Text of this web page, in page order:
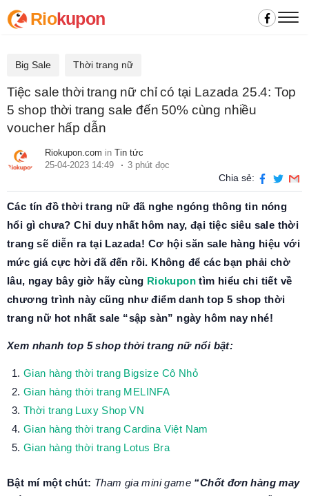
Riokupon
Big Sale Thời trang nữ
Tiệc sale thời trang nữ chỉ có tại Lazada 25.4: Top
5 shop thời trang sale đến 50% cùng nhiều
voucher hấp dẫn
Riokupon.com in Tin tức
25-04-2023 14:49
3 phút đọc
Chia sẻ:
Các tín đồ thời trang nữ đã nghe ngóng thông tin nóng
hổi gì chưa? Chỉ duy nhất hôm nay, đại tiệc siêu sale thời
trang sẽ diễn ra tại Lazada! Cơ hội săn sale hàng hiệu với
mức giá cực hời đã đến rồi. Không để các bạn phải chờ
lâu, ngay bây giờ hãy cùng Riokupon tìm hiểu chi tiết về
chương trình này cũng như điểm danh top 5 shop thời
trang nữ hot nhất sale “sập sàn” ngày hôm nay nhé!
Xem nhanh top 5 shop thời trang nữ nổi bật:
Gian hàng thời trang Bigsize Cô Nhỏ
Gian hàng thời trang MELINFA
Thời trang Luxy Shop VN
Gian hàng thời trang Cardina Việt Nam
Gian hàng thời trang Lotus Bra
Bật mí một chút: Tham gia mini game “Chốt đơn hàng may